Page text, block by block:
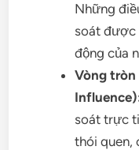
Những
soát được
động của
Vòng
soát trực
thói quen,